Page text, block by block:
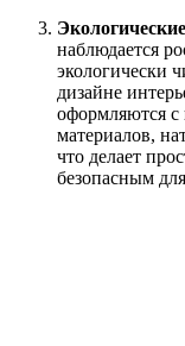
наблюдается
экологически
дизайне
оформляются с
материалов,
что делает
безопасным